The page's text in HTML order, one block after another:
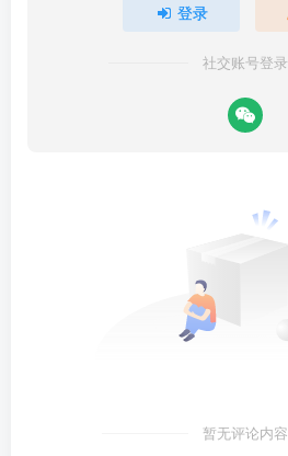
登录
社交账号登录
暂无评论内容